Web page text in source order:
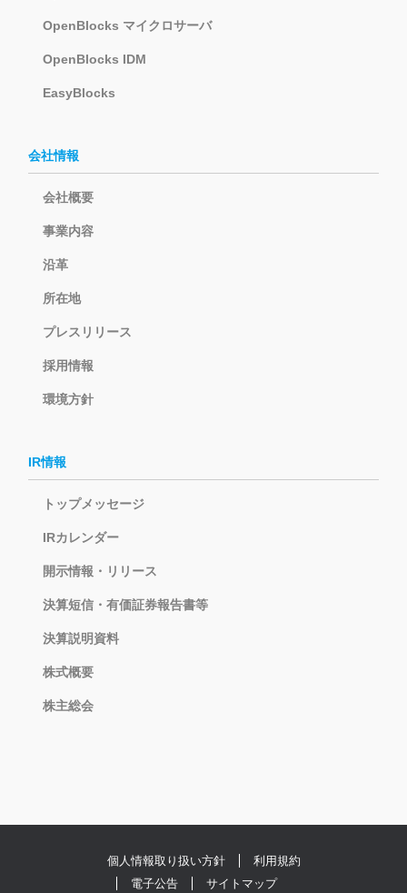
OpenBlocks マイクロサーバ
OpenBlocks IDM
EasyBlocks
会社情報
会社概要
事業内容
沿革
所在地
プレスリリース
採用情報
環境方針
IR情報
トップメッセージ
IRカレンダー
開示情報・リリース
決算短信・有価証券報告書等
決算説明資料
株式概要
株主総会
個人情報取り扱い方針
利用規約
電子公告
サイトマップ